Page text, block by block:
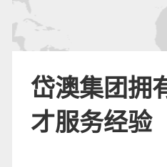
岱澳集团拥
才服务经验